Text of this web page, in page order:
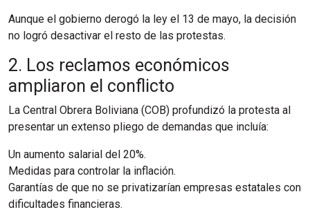
Aunque el gobierno derogó la ley el 13 de mayo, la decisión
no logró desactivar el resto de las protestas.
2. Los reclamos económicos
ampliaron el conflicto
La Central Obrera Boliviana (COB) profundizó la protesta al
presentar un extenso pliego de demandas que incluía:
Un aumento salarial del 20%.
Medidas para controlar la inflación.
Garantías de que no se privatizarían empresas estatales con
dificultades financieras.